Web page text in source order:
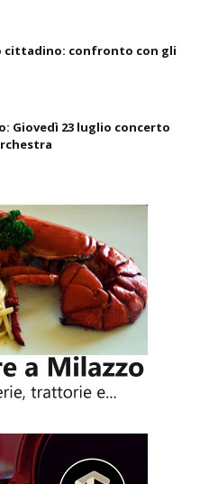
cittadino: confronto con gli
Giovedì 23 luglio concerto